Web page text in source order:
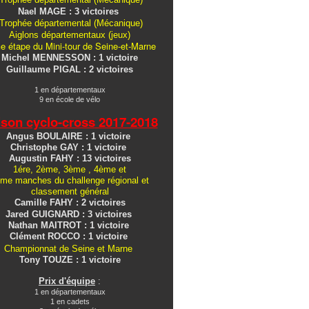
Nael MAGE : 3 victoires
Trophée départemental (Mécanique)
Aiglons départementaux (jeux)
étape du Mini-tour de Seine-et-Marne
Michel MENNESSON : 1 victoire
Guillaume PIGAL : 2 victoires
1 en départementaux
9 en école de vélo
cyclo-cross2017-2018
Angus BOULAIRE : 1 victoire
Christophe GAY : 1 victoire
Augustin FAHY : 13 victoires
1ére, 2ème, 3ème , 4ème et
manches du challenge régional et
classement général
Camille FAHY : 2 victoires
Jared GUIGNARD : 3 victoires
Nathan MAITROT : 1 victoire
Clément ROCCO : 1 victoire
Championnat de Seine et Marne
Tony TOUZE : 1 victoire
Prix d'équipe :
1 en départementaux
1 en cadets